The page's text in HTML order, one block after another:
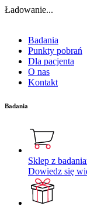
Ładowanie...
Badania
Punkty pobrań
Dla pacjenta
O nas
Kontakt
Badania
Sklep z
Dowiedz się